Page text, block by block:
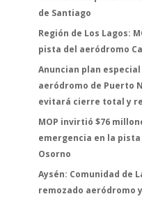
de Santiago
Región de Los Lagos:
pista del aeródromo
Anuncian plan
aeródromo de Puerto
evitará cierre total y
MOP invirtió $76
emergencia en la
Osorno
Aysén: Comunidad de
remozado aeródromo